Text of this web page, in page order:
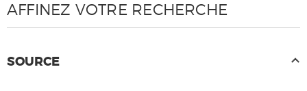
AFFINEZ VOTRE RECHERCHE
SOURCE